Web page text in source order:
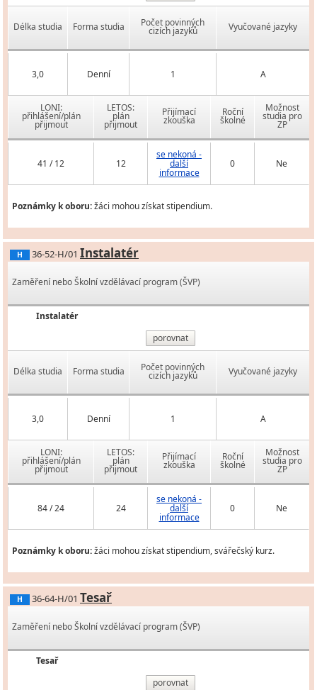
Délka studia Forma studia Počet povinných
cizích jazyků Vyučované jazyky
3,0 Denní 1 A
LONI:
přihlášení/plán
přijmout
LETOS:
plán
přijmout
Přijímací
zkouška
Roční
školné
Možnost
studia pro
ZP
41 / 12 12
se nekoná -
další
informace
0 Ne
Poznámky k oboru:žáci mohou získat stipendium.
H 36-52-H/01 Instalatér
Zaměření nebo Školní vzdělávací program (ŠVP)
Instalatér
porovnat
Délka studia Forma studia Počet povinných
cizích jazyků Vyučované jazyky
3,0 Denní 1 A
LONI:
přihlášení/plán
přijmout
LETOS:
plán
přijmout
Přijímací
zkouška
Roční
školné
Možnost
studia pro
ZP
84 / 24 24
se nekoná -
další
informace
0 Ne
Poznámky k oboru:žáci mohou získat stipendium, svářečský kurz.
H 36-64-H/01 Tesař
Zaměření nebo Školní vzdělávací program (ŠVP)
Tesař
porovnat